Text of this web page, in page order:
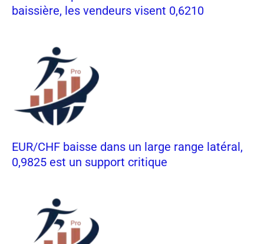
baissière, les vendeurs visent 0,6210
EUR/CHF baisse dans un large range latéral,
0,9825 est un support critique